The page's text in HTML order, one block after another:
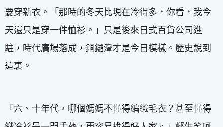
要穿新衣。「那時的冬天比現在冷得多，你看，我今
天還只是穿一件恤衫。」只是後來日式百貨公司進
駐，時代廣場落成，銅鑼灣才是今日模樣。歷史說到
這裏。
「六、十年代，哪個媽媽不懂得編織毛衣？甚至懂得